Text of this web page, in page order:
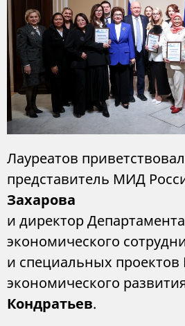
Лауреатов
представитель МИД
Захарова
и директор
экономического
и специальных проектов
экономического
Кондратьев.